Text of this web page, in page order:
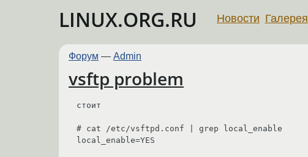
LINUX.ORG.RU Новости Галерея
Форум — Admin
vsftp problem
стоит
# cat /etc/vsftpd.conf | grep local_enable
local_enable=YES